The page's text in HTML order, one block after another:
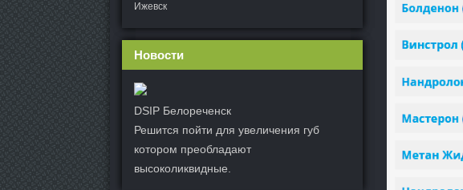
Ижевск
Новости
DSIP Белореченск
Решится пойти для увеличения губ
котором преобладают
высоколиквидные.